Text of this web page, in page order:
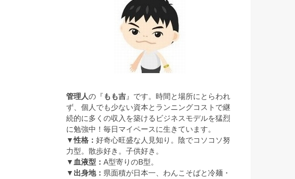
管理人の『もも吉』です。時間と場所にとらわれ
ず、個人でも少ない資本とランニングコストで継
続的に多くの収入を築けるビジネスモデルを猛烈
に勉強中！毎日マイペースに生きています。
▼性格： 好奇心旺盛な人見知り。陰でコソコソ努
力型。散歩好き。子供好き。
▼血液型： A型寄りのB型。
▼出身地： 県面積が日本一、わんこそばと冷麺・